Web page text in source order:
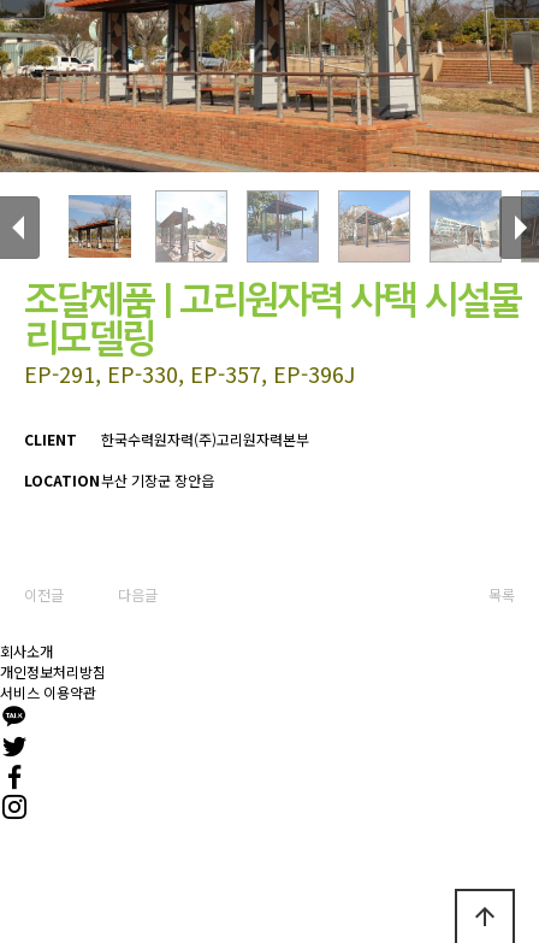
조달제품 | 고리원자력 사택 시설물
리모델링
EP-291, EP-330, EP-357, EP-396J
CLIENT
한국수력원자력(주)고리원자력본부
LOCATION부산 기장군 장안읍
이전글 다음글 목록
회사소개
개인정보처리방침
서비스 이용약관
arrow_upward